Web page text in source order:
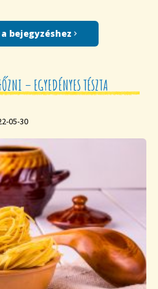
bejegyzéshez
– EGYEDÉNYES TÉSZTA
05-30